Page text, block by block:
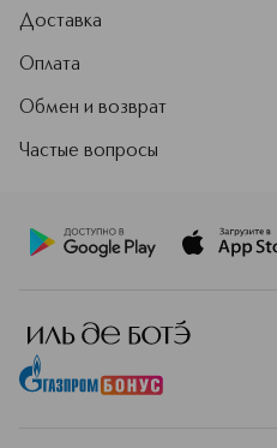
Доставка
Оплата
Обмен и возврат
Частые вопросы